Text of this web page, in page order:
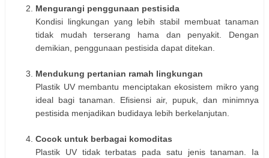
Mengurangi penggunaan pestisida
Kondisi lingkungan yang lebih stabil membuat tanaman
tidak mudah terserang hama dan penyakit. Dengan
demikian, penggunaan pestisida dapat ditekan.
Mendukung pertanian ramah lingkungan
Plastik UV membantu menciptakan ekosistem mikro yang
ideal bagi tanaman. Efisiensi air, pupuk, dan minimnya
pestisida menjadikan budidaya lebih berkelanjutan.
Cocok untuk berbagai komoditas
Plastik UV tidak terbatas pada satu jenis tanaman. Ia